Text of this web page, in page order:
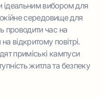
ідеальним вибором для
середовище для
проводити час на
відкритому повітрі.
приміські кампуси
житла та безпеку